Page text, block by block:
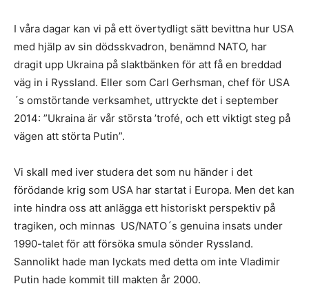
I våra dagar kan vi på ett övertydligt sätt bevittna hur USA
med hjälp av sin dödsskvadron, benämnd NATO, har
dragit upp Ukraina på slaktbänken för att få en breddad
väg in i Ryssland. Eller som Carl Gerhsman, chef för USA
´s omstörtande verksamhet, uttryckte det i september
2014: ”Ukraina är vår största ’trofé, och ett viktigt steg på
vägen att störta Putin”.
Vi skall med iver studera det som nu händer i det
förödande krig som USA har startat i Europa. Men det kan
inte hindra oss att anlägga ett historiskt perspektiv på
tragiken, och minnas US/NATO´s genuina insats under
1990-talet för att försöka smula sönder Ryssland.
Sannolikt hade man lyckats med detta om inte Vladimir
Putin hade kommit till makten år 2000.